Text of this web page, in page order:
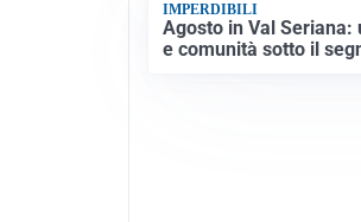
IMPERDIBILI
Agosto in Val
e comunità sotto il